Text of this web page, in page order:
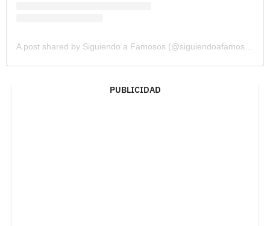
A post shared by Siguiendo a Famosos (@siguiendoafamosos12)
PUBLICIDAD